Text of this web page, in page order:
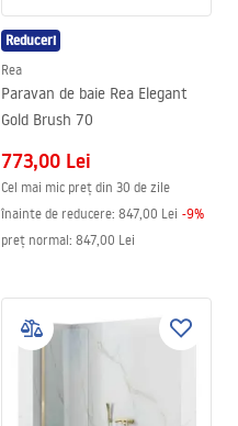
Reduceri
Rea
Paravan de baie Rea Elegant
Gold Brush 70
773,00 Lei
Cel mai mic preț din 30 de zile
înainte de reducere: 847,00 Lei -9%
preț normal: 847,00 Lei